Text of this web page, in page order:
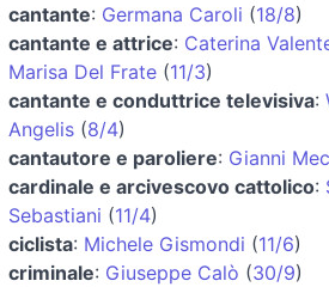
cantante: Germana Caroli (18/8)
cantante e attrice: Caterina
Marisa Del Frate (11/3)
cantante e conduttrice televisiva:
Angelis (8/4)
cantautore e paroliere: Gianni
cardinale e arcivescovo cattolico:
Sebastiani (11/4)
ciclista: Michele Gismondi (11/6)
criminale: Giuseppe Calò (30/9)